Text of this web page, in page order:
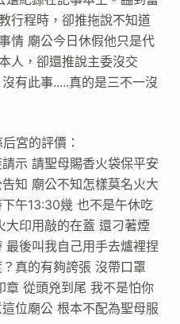
行程時，卻推拖說不知道
情 廟公今日休假他只是代
人，卻還推說主委沒交
有此事.....真的是三不一沒
宮的評價：
示 請聖母賜香火袋保平安
知 廟公不知怎樣莫名火大
午13:30幾 也不是午休吃
大印用敲的在蓋 還刁著煙
後叫我自己用手去爐裡捏
真的有夠誇張 沒帶口罩
章 從頭兇到尾 我不是怕你
位廟公 根本不配為聖母服